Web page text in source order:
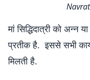
मां सिद्धिदात्री को अन्न
प्रतीक है. इससे सभी
मिलती है.